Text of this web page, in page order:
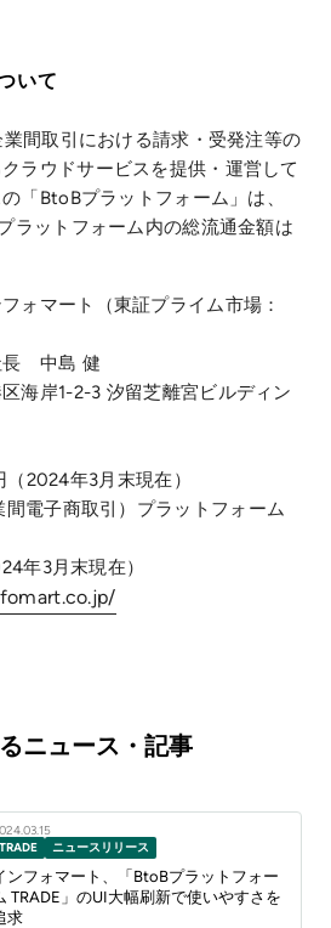
いて
間取引における請求・受発注等の
ラウドサービスを提供・運営して
「BtoBプラットフォーム」は、
ラットフォーム内の総流通金額は
ォマート（東証プライム市場：
長 中島 健
海岸1-2-3 汐留芝離宮ビルディン
（2024年3月末現在）
間電子商取引）プラットフォーム
年3月末現在）
ニュース・記事
TRADE
ニュースリリース
ンフォマート、「BtoBプラットフォー
TRADE」のUI大幅刷新で使いやすさを
求